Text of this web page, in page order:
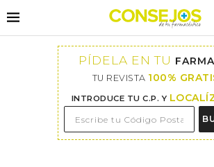
PÍDELA EN TU
TU REVISTA 100%
INTRODUCE TU C.P. Y